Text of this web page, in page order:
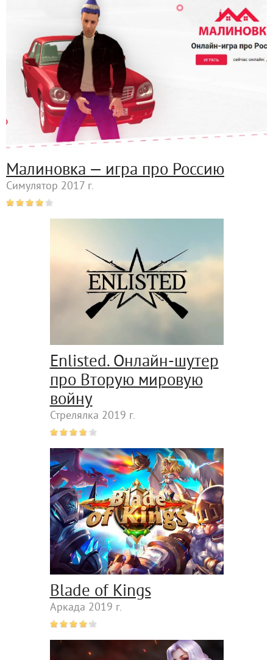
Малиновка — игра про Россию
Симулятор 2017 г.
Enlisted. Онлайн-шутер
про Вторую мировую
войну
Стрелялка 2019 г.
Blade of Kings
Аркада 2019 г.